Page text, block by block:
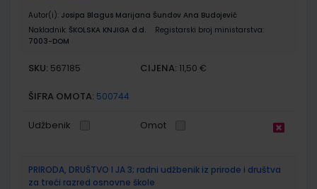
Autor(i): Josipa Blagus Marijana Šundov Ana Budojević
Nakladnik: ŠKOLSKA KNJIGA d.d.
Registarski broj ministarstva:
7003-DOM
SKU: 567185 CIJENA: 11,50 €
ŠIFRA OMOTA: 500744
Udžbenik Omot
PRIRODA, DRUŠTVO I JA 3; radni udžbenik iz prirode i društva
za treći razred osnovne škole